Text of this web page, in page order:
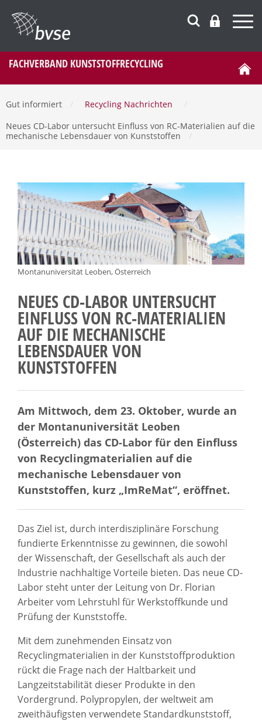
FACHVERBAND KUNSTSTOFFRECYCLING
Gut informiert Recycling Nachrichten
Neues CD-Labor untersucht Einfluss von RC-Materialien auf die
mechanische Lebensdauer von Kunststoffen
Montanuniversität Leoben, Österreich
NEUES CD-LABOR UNTERSUCHT
EINFLUSS VON RC-MATERIALIEN
AUF DIE MECHANISCHE
LEBENSDAUER VON
KUNSTSTOFFEN
Am Mittwoch, dem 23. Oktober, wurde an
der Montanuniversität Leoben
(Österreich) das CD-Labor für den Einfluss
von Recyclingmaterialien auf die
mechanische Lebensdauer von
Kunststoffen, kurz „ImReMat“, eröffnet.
Das Ziel ist, durch interdisziplinäre Forschung
fundierte Erkenntnisse zu gewinnen, die sowohl
der Wissenschaft, der Gesellschaft als auch der
Industrie nachhaltige Vorteile bieten. Das neue CD-
Labor steht unter der Leitung von Dr. Florian
Arbeiter vom Lehrstuhl für Werkstoffkunde und
Prüfung der Kunststoffe.
Mit dem zunehmenden Einsatz von
Recyclingmaterialien in der Kunststoffproduktion
rückt die Frage nach der Haltbarkeit und
Langzeitstabilität dieser Produkte in den
Vordergrund. Polypropylen, der weltweit am
zweithäufigsten verwendete Standardkunststoff,